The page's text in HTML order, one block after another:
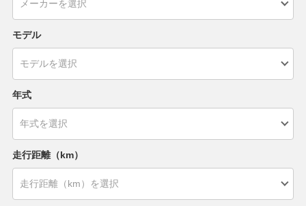
モデル
年式
走行距離（km）